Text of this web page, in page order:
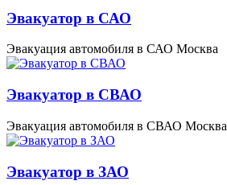
Эвакуатор в САО
Эвакуация автомобиля в САО Москва
Эвакуатор в СВАО
Эвакуация автомобиля в СВАО Москва
Эвакуатор в ЗАО